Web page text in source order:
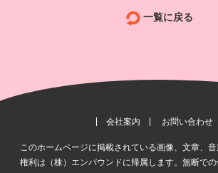
一覧に戻る
会社案内 お問い合わせ
このホームページに掲載されている画像、文章、
権利は（株）エンバウンドに帰属します。無断で